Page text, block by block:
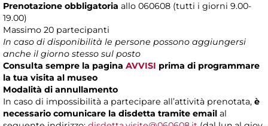
Prenotazione obbligatoria allo 060608 (tutti i giorni 9.00-
19.00)
Massimo 20 partecipanti
In caso di disponibilità le persone possono aggiungersi
anche il giorno stesso sul posto
Consulta sempre la pagina AVVISI prima di programmare
la tua visita al museo
Modalità di annullamento
In caso di impossibilità a partecipare all’attività prenotata, è
necessario comunicare la disdetta tramite email al